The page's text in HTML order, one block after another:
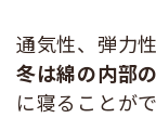
通気性、弾力
冬は綿の内部
に寝ることがで